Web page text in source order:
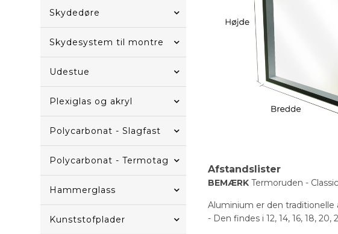
Skydedøre
Skydesystem til montre
Udestue
Plexiglas og akryl
Polycarbonat - Slagfast
Polycarbonat - Termotag
Hammerglass
Kunststofplader
Afstandslister
BEMÆRKTermoruden -
Aluminium er den
- Den findes i 12, 14, 16, 18,